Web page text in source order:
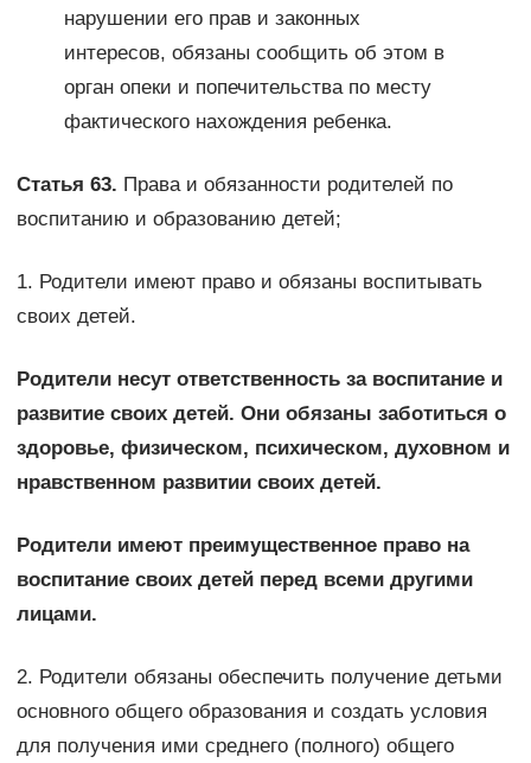
нарушении его прав и законных
интересов, обязаны сообщить об этом в
орган опеки и попечительства по месту
фактического нахождения ребенка.
Статья 63. Права и обязанности родителей по
воспитанию и образованию детей;
1. Родители имеют право и обязаны воспитывать
своих детей.
Родители несут ответственность за воспитание и
развитие своих детей. Они обязаны заботиться о
здоровье, физическом, психическом, духовном и
нравственном развитии своих детей.
Родители имеют преимущественное право на
воспитание своих детей перед всеми другими
лицами.
2. Родители обязаны обеспечить получение детьми
основного общего образования и создать условия
для получения ими среднего (полного) общего